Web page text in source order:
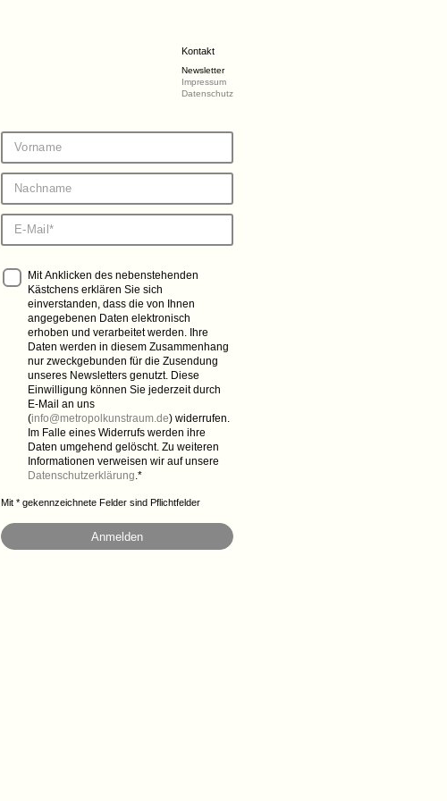
Kontakt
Newsletter
Impressum
Datenschutz
Mit Anklicken des nebenstehenden
Kästchens erklären Sie sich
einverstanden, dass die von Ihnen
angegebenen Daten elektronisch
erhoben und verarbeitet werden. Ihre
Daten werden in diesem Zusammenhang
nur zweckgebunden für die Zusendung
unseres Newsletters genutzt. Diese
Einwilligung können Sie jederzeit durch
E-Mail an uns
(info@metropolkunstraum.de) widerrufen.
Im Falle eines Widerrufs werden ihre
Daten umgehend gelöscht. Zu weiteren
Informationen verweisen wir auf unsere
Datenschutzerklärung.*
Mit * gekennzeichnete Felder sind Pflichtfelder
Anmelden